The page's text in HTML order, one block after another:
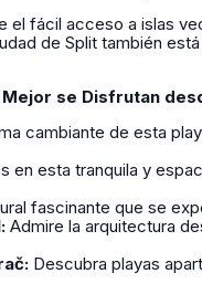
el fácil acceso a islas
de Split también
se Disfrutan
cambiante de esta
en esta tranquila y
fascinante que se
Admire la arquitectura
Descubra playas